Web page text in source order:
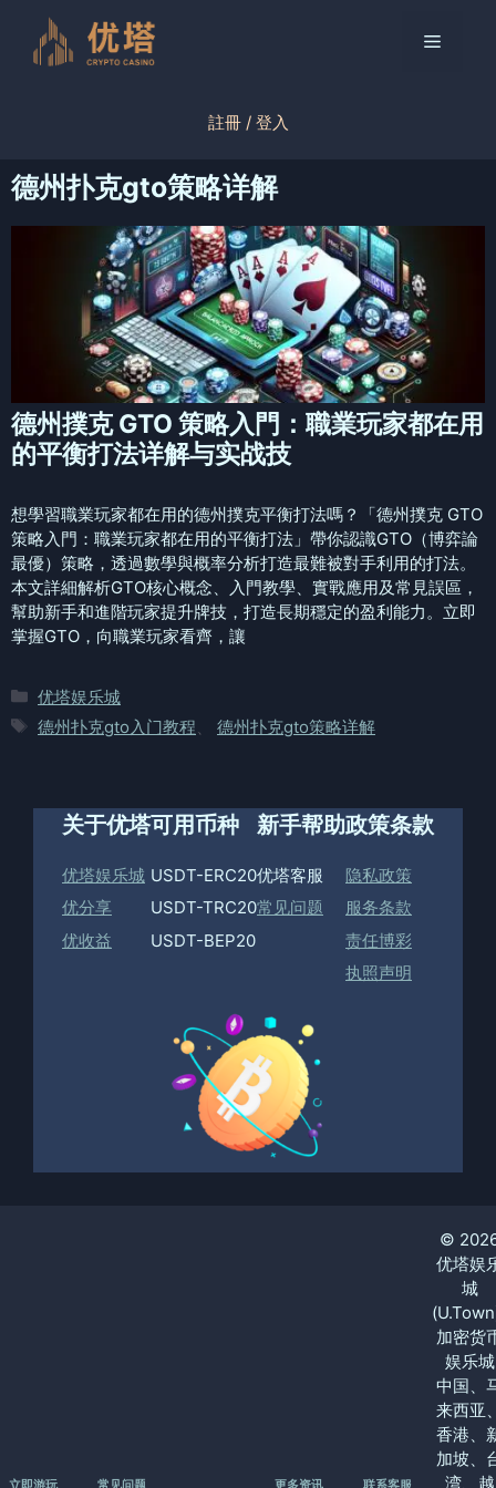
菜
註冊 / 登入
德州扑克gto策略详解
德州撲克 GTO 策略入門：職業玩家都在用
的平衡打法详解与实战技
想學習職業玩家都在用的德州撲克平衡打法嗎？「德州撲克 GTO
策略入門：職業玩家都在用的平衡打法」帶你認識GTO（博弈論
最優）策略，透過數學與概率分析打造最難被對手利用的打法。
本文詳細解析GTO核心概念、入門教學、實戰應用及常見誤區，
幫助新手和進階玩家提升牌技，打造長期穩定的盈利能力。立即
掌握GTO，向職業玩家看齊，讓
分
类
优塔娱乐城
标
德州扑克gto入门教程 德州扑克gto策略详解
关于优塔
优塔娱乐城
优分享
优收益
可用币种
USDT-ERC20
USDT-TRC20
USDT-BEP20
新手帮助
优塔客服
常见问题
政策条款
隐私政策
服务条款
责任博彩
执照声明
©
优塔娱
城
加密货
娱乐城
中国、
来西亚
香港、
加坡、
湾、越